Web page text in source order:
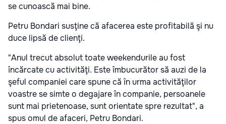
se cunoască mai bine.
Petru Bondari susţine că afacerea este profitabilă şi nu
duce lipsă de clienţi.
"Anul trecut absolut toate weekendurile au fost
încărcate cu activităţi. Este îmbucurător să auzi de la
şeful companiei care spune că în urma activităţilor
voastre se simte o degajare în companie, persoanele
sunt mai prietenoase, sunt orientate spre rezultat", a
spus omul de afaceri, Petru Bondari.